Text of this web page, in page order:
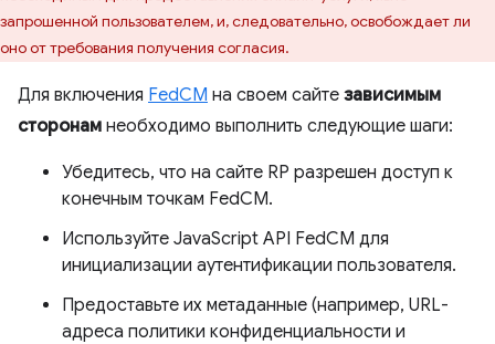
запрошенной пользователем, и, следовательно, освобождает ли
оно от требования получения согласия.
Для включения FedCM на своем сайте зависимым
сторонам необходимо выполнить следующие шаги:
Убедитесь, что на сайте RP разрешен доступ к
конечным точкам FedCM.
Используйте JavaScript API FedCM для
инициализации аутентификации пользователя.
Предоставьте их метаданные (например, URL-
адреса политики конфиденциальности и